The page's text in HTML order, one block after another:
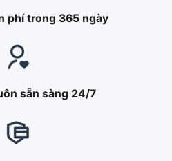
phí trong 365 ngày
sẵn sàng 24/7